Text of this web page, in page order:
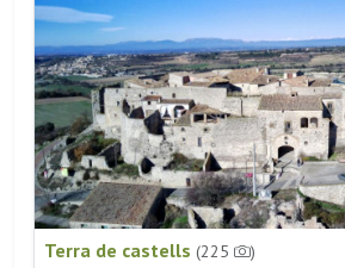
Terra de castells (225 )